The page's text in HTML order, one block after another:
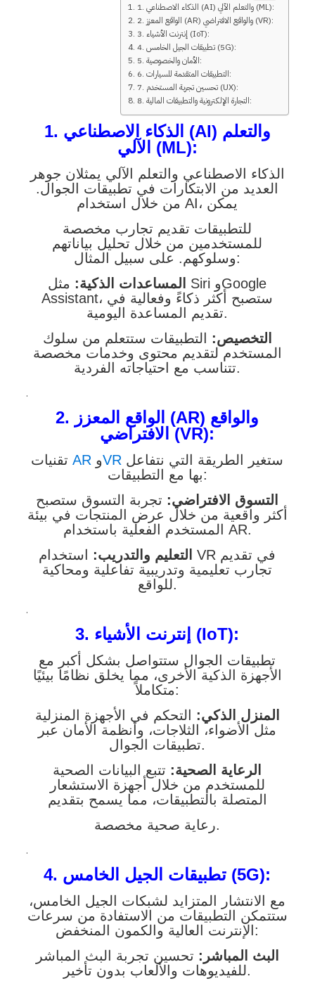
1. الذكاء الاصطناعي (AI) والتعلم الآلي (ML):
2. الواقع المعزز (AR) والواقع الافتراضي (VR):
3. إنترنت الأشياء (IoT):
4. تطبيقات الجيل الخامس (5G):
5. الأمان والخصوصية:
6. التطبيقات المتقدمة للسيارات:
7. تحسين تجربة المستخدم (UX):
8. التجارة الإلكترونية والتطبيقات المالية:
1. الذكاء الاصطناعي (AI) والتعلم
الآلي (ML):
الذكاء الاصطناعي والتعلم الآلي يمثلان جوهر
العديد من الابتكارات في تطبيقات الجوال.
من خلال استخدام AI، يمكن
للتطبيقات تقديم تجارب مخصصة
للمستخدمين من خلال تحليل بياناتهم
وسلوكهم. على سبيل المثال:
المساعدات الذكية: مثل Siri وGoogle
Assistant، ستصبح أكثر ذكاءً وفعالية في
تقديم المساعدة اليومية.
التخصيص: التطبيقات ستتعلم من سلوك
المستخدم لتقديم محتوى وخدمات مخصصة
تتناسب مع احتياجاته الفردية.
.
2. الواقع المعزز (AR) والواقع
الافتراضي (VR):
تقنياتAR وVR
بها مع التطبيقات:
التسوق الافتراضي: تجربة التسوق ستصبح
أكثر واقعية من خلال عرض المنتجات في بيئة
المستخدم الفعلية باستخدام AR.
التعليم والتدريب: استخدام VR في تقديم
تجارب تعليمية وتدريبية تفاعلية ومحاكية
للواقع.
.
3. إنترنت الأشياء (IoT):
تطبيقات الجوال ستتواصل بشكل أكبر مع
الأجهزة الذكية الأخرى، مما يخلق نظامًا بيئيًا
متكاملاً:
المنزل الذكي: التحكم في الأجهزة المنزلية
مثل الأضواء، الثلاجات، وأنظمة الأمان عبر
تطبيقات الجوال.
الرعاية الصحية: تتبع البيانات الصحية
للمستخدم من خلال أجهزة الاستشعار
المتصلة بالتطبيقات، مما يسمح بتقديم
رعاية صحية مخصصة.
.
4. تطبيقات الجيل الخامس (5G):
مع الانتشار المتزايد لشبكات الجيل الخامس،
ستتمكن التطبيقات من الاستفادة من سرعات
الإنترنت العالية والكمون المنخفض:
البث المباشر: تحسين تجربة البث المباشر
للفيديوهات والألعاب بدون تأخير.